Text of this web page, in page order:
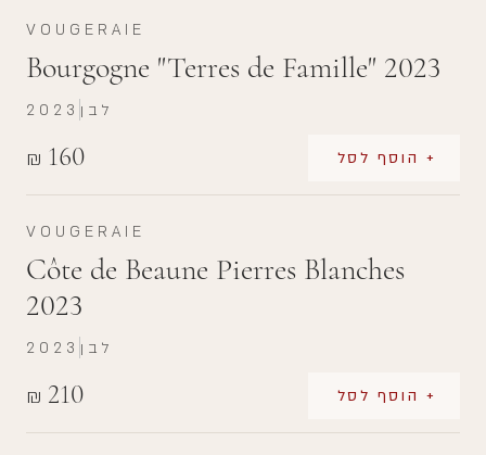
VOUGERAIE
Bourgogne "Terres de Famille" 2023
₪ 160 + הוסף לסל
2023 לבן
VOUGERAIE
Côte de Beaune Pierres Blanches
2023
₪ 210 + הוסף לסל
2023 לבן